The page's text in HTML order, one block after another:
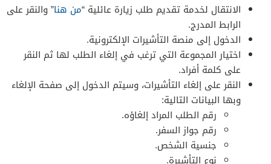
الانتقال لخدمة تقديم طلب زيارة عائلية “من هنا” والنقر على
الرابط المدرج.
الدخول إلى منصة التأشيرات الإلكترونية.
اختيار المجموعة التي ترغب في إلغاء الطلب لها ثم النقر
على كلمة أفراد.
النقر على إلغاء التأشيرات، وسيتم الدخول إلى صفحة الإلغاء
وبها البيانات التالية:
رقم الطلب المراد إلغاؤه.
رقم جواز السفر.
جنسية الشخص.
نوع التأشيرة.